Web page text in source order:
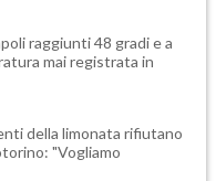
raggiunti 48 gradi e a
mai registrata in
della limonata rifiutano
"Vogliamo